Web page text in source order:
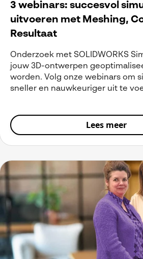
3 webinars: succesvol
uitvoeren met Meshing,
Resultaat
Onderzoek met SOLIDWORKS
jouw 3D-ontwerpen
worden. Volg onze webinars om
sneller en nauwkeuriger uit te
Lees meer